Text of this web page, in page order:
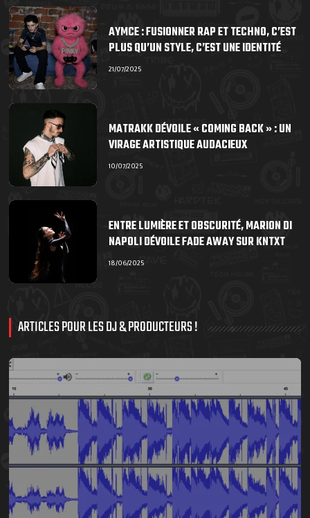
AYMCE : FUSIONNER RAP ET TECHNO, C’EST
PLUS QU’UN STYLE, C’EST UNE IDENTITÉ
21/07/2025
MATRAKK DÉVOILE « COMING BACK » : UN
VIRAGE ARTISTIQUE AUDACIEUX
10/07/2025
ENTRE LUMIÈRE ET OBSCURITÉ, MARION DI
NAPOLI DÉVOILE FADE AWAY SUR KNTXT
18/06/2025
ARTICLES POUR LES DJ & PRODUCTEURS !